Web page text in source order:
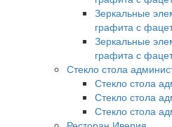
Зеркальные
графита с
Зеркальные
графита с
Стекло стола
Стекло стола
Стекло стола
Стекло стола